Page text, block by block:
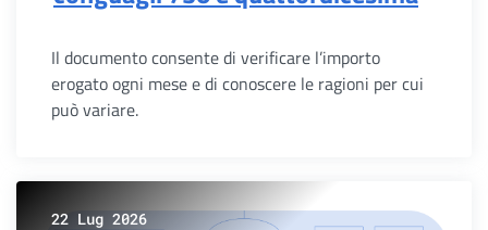
Il documento consente di verificare l’importo
erogato ogni mese e di conoscere le ragioni per cui
può variare.
22 Lug 2026